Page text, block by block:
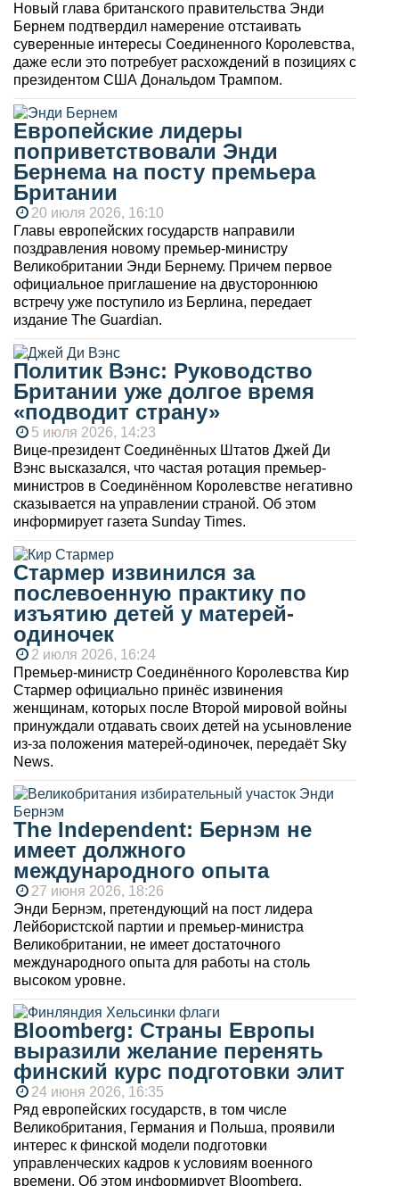
Новый глава британского правительства Энди
Бернем подтвердил намерение отстаивать
суверенные интересы Соединенного Королевства,
даже если это потребует расхождений в позициях с
президентом США Дональдом Трампом.
Европейские лидеры
поприветствовали Энди
Бернема на посту премьера
Британии
20 июля 2026, 16:10
Главы европейских государств направили
поздравления новому премьер-министру
Великобритании Энди Бернему. Причем первое
официальное приглашение на двустороннюю
встречу уже поступило из Берлина, передает
издание The Guardian.
Политик Вэнс: Руководство
Британии уже долгое время
«подводит страну»
5 июля 2026, 14:23
Вице-президент Соединённых Штатов Джей Ди
Вэнс высказался, что частая ротация премьер-
министров в Соединённом Королевстве негативно
сказывается на управлении страной. Об этом
информирует газета Sunday Times.
Стармер извинился за
послевоенную практику по
изъятию детей у матерей-
одиночек
2 июля 2026, 16:24
Премьер-министр Соединённого Королевства Кир
Стармер официально принёс извинения
женщинам, которых после Второй мировой войны
принуждали отдавать своих детей на усыновление
из-за положения матерей-одиночек, передаёт Sky
News.
The Independent: Бернэм не
имеет должного
международного опыта
27 июня 2026, 18:26
Энди Бернэм, претендующий на пост лидера
Лейбористской партии и премьер-министра
Великобритании, не имеет достаточного
международного опыта для работы на столь
высоком уровне.
Bloomberg: Страны Европы
выразили желание перенять
финский курс подготовки элит
24 июня 2026, 16:35
Ряд европейских государств, в том числе
Великобритания, Германия и Польша, проявили
интерес к финской модели подготовки
управленческих кадров к условиям военного
времени. Об этом информирует Bloomberg.